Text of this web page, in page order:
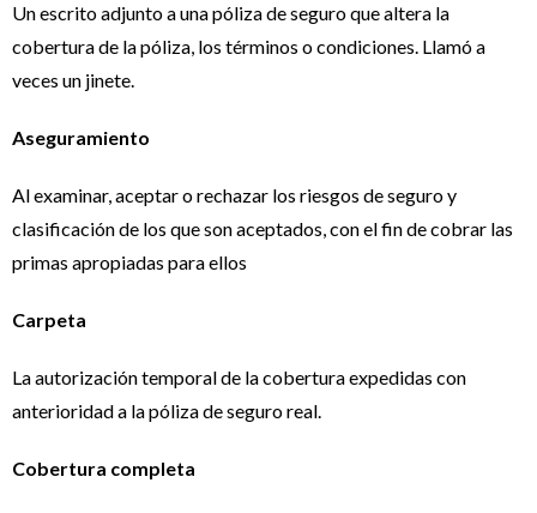
Un escrito adjunto a una póliza de seguro que altera la
cobertura de la póliza, los términos o condiciones. Llamó a
veces un jinete.
Aseguramiento
Al examinar, aceptar o rechazar los riesgos de seguro y
clasificación de los que son aceptados, con el fin de cobrar las
primas apropiadas para ellos
Carpeta
La autorización temporal de la cobertura expedidas con
anterioridad a la póliza de seguro real.
Cobertura completa